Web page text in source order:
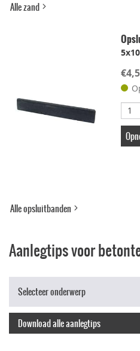
Alle zand
Alle opsluitbanden
Aanlegtips voor
Selecteer onderwerp
Download alle aanlegtips